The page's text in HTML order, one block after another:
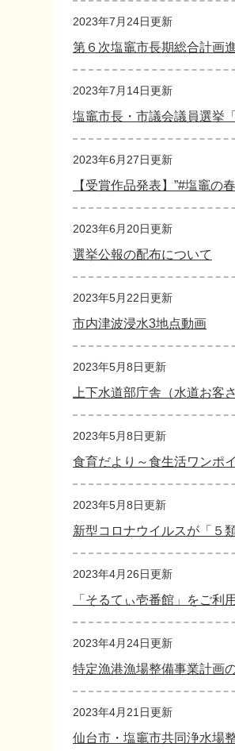
2023年7月24日更新
第６次塩竈市長期総合計画
2023年7月14日更新
塩竈市長・市議会議員選挙
2023年6月27日更新
【受賞作品発表】”#塩竈の
2023年6月20日更新
選挙公報の配布について
2023年5月22日更新
市内津波浸水3地点動画
2023年5月8日更新
上下水道部庁舎（水道お客
2023年5月8日更新
食育だより～食生活ワンポ
2023年5月8日更新
新型コロナウイルスが「５
2023年4月26日更新
「そるてぃ壱番館」をご利
2023年4月24日更新
特定漁港漁場整備事業計画
2023年4月21日更新
仙台市・塩竈市共同浄水場